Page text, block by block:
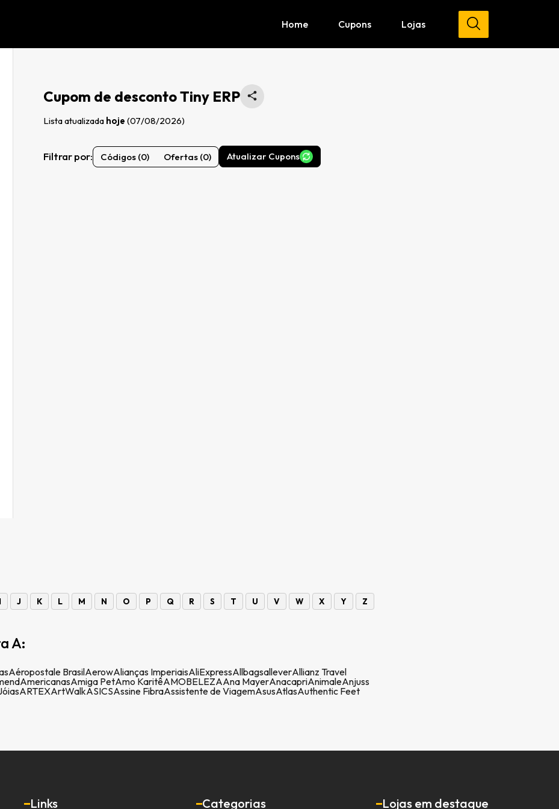
Home Cupons Lojas
Cupom de desconto Tiny ERP
Lista atualizada hoje (07/08/2026)
Filtrar por: Códigos (0) Ofertas (0) Atualizar Cupons
I J K L M N O P Q R S T U V W X Y Z
A:
Aéropostale BrasilAerowAlianças ImperiaisAliExpressAllbagsalleverAllianz Travel
AmericanasAmiga PetAmo KaritêAMOBELEZAAna MayerAnacapriAnimaleAnjuss
ARTEXArtWalkASICSAssine FibraAssistente de ViagemAsusAtlasAuthentic Feet
Links Categorias Lojas em destaque